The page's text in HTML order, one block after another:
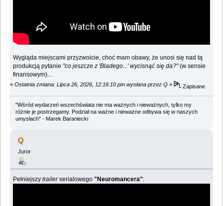
Wygląda miejscami przyzwoicie, choć mam obawy, że unosi się nad tą
produkcją pytanie "co jeszcze z 'Bladego...' wycisnąć się da?"(w sensie
finansowym)...
« Ostatnia zmiana: Lipca 26, 2026, 12:16:10 pm wysłana przez Q » Zapisane
"Wśród wydarzeń wszechświata nie ma ważnych i nieważnych, tylko my
różnie je postrzegamy. Podział na ważne i nieważne odbywa się w naszych
umysłach" - Marek Baraniecki
Q
Juror
Pełniejszytrailerserialowego"Neuromancera":